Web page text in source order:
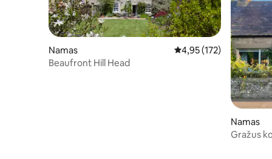
Namas Vidutinis įvertinimas:
4,95 (172)
Beaufront Hill Head
Namas
Gražus
šunims,